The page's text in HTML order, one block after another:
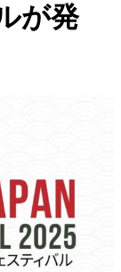
が発